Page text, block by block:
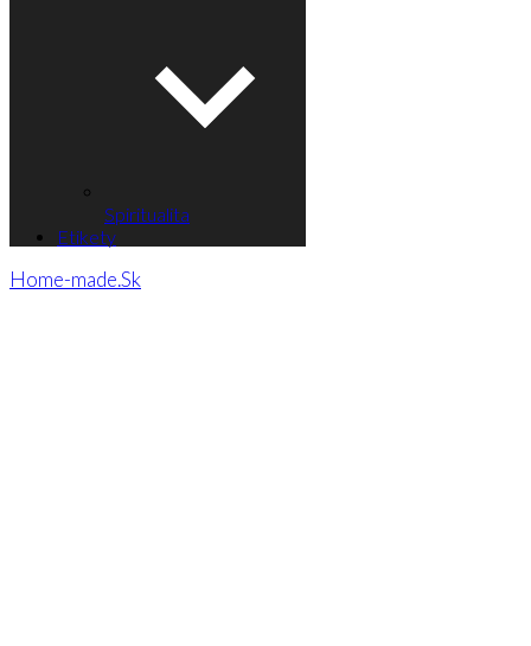
Spiritualita
Etikety
Home-made.Sk